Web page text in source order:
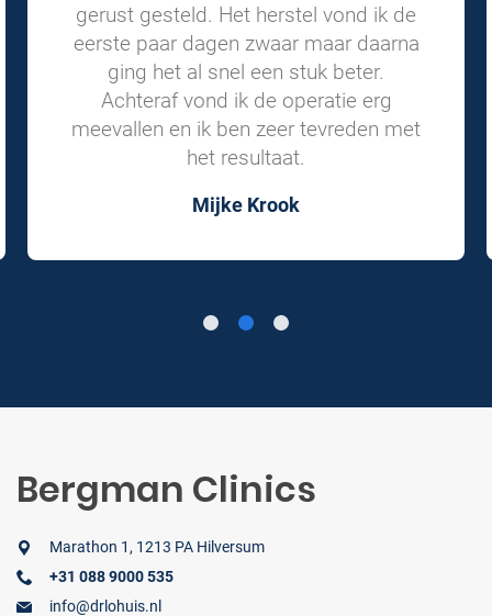
gerust gesteld. Het herstel vond ik de
eerste paar dagen zwaar maar daarna
ging het al snel een stuk beter.
Achteraf vond ik de operatie erg
meevallen en ik ben zeer tevreden met
het resultaat.
Mijke Krook
1 2 3
Bergman Clinics
Marathon 1, 1213 PA Hilversum
+31 088 9000 535
info@drlohuis.nl